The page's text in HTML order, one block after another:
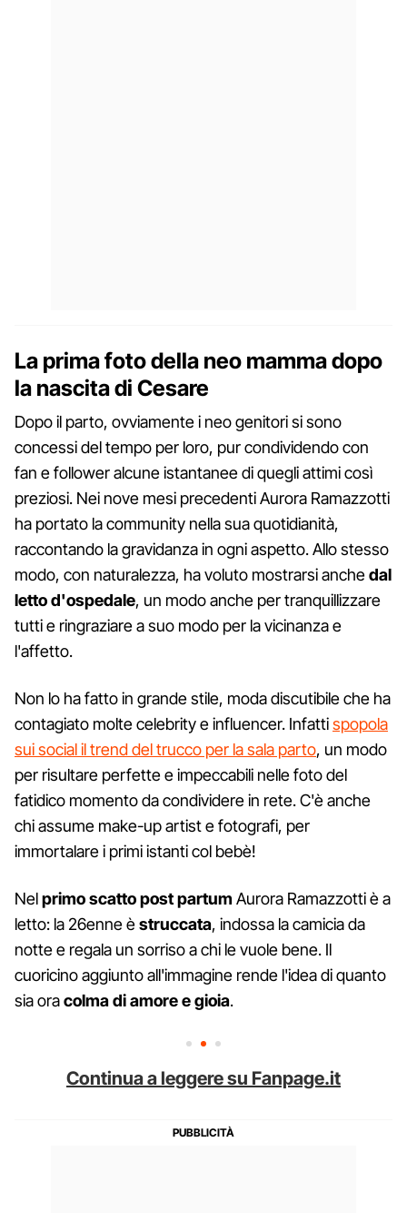
La prima foto della neo mamma dopo
la nascita di Cesare
Dopo il parto, ovviamente i neo genitori si sono
concessi del tempo per loro, pur condividendo con
fan e follower alcune istantanee di quegli attimi così
preziosi. Nei nove mesi precedenti Aurora Ramazzotti
ha portato la community nella sua quotidianità,
raccontando la gravidanza in ogni aspetto. Allo stesso
modo, con naturalezza, ha voluto mostrarsi anchedal
letto d'ospedale, un modo anche per tranquillizzare
tutti e ringraziare a suo modo per la vicinanza e
l'affetto.
Non lo ha fatto in grande stile, moda discutibile che ha
contagiato molte celebrity e influencer. Infattispopola
sui social il trend del trucco per la sala parto, un modo
per risultare perfette e impeccabili nelle foto del
fatidico momento da condividere in rete. C'è anche
chi assume make-up artist e fotografi, per
immortalare i primi istanti col bebè!
Nelprimo scatto post partum Aurora Ramazzotti è a
letto: la 26enne èstruccata, indossa la camicia da
notte e regala un sorriso a chi le vuole bene. Il
cuoricino aggiunto all'immagine rende l'idea di quanto
sia oracolma di amore e gioia.
Continua a leggere su Fanpage.it